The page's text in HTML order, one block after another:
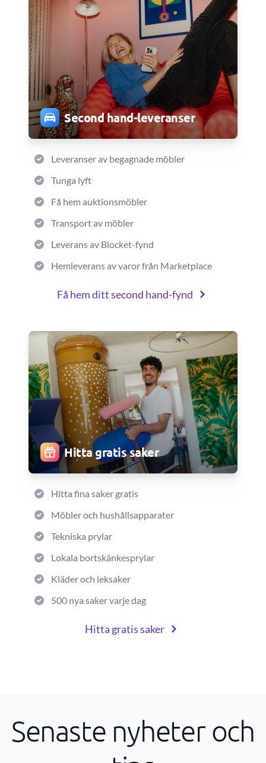
Second hand-leveranser
Leveranser av begagnade möbler
Tunga lyft
Få hem auktionsmöbler
Transport av möbler
Leverans av Blocket-fynd
Hemleverans av varor från Marketplace
Få hem ditt second hand-fynd
Hitta gratis saker
Hitta fina saker gratis
Möbler och hushållsapparater
Tekniska prylar
Lokala bortskänkesprylar
Kläder och leksaker
500 nya saker varje dag
Hitta gratis saker
Senaste nyheter och